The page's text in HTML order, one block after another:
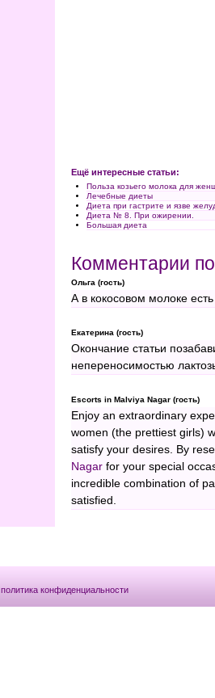
Ещё интересные статьи:
Польза козьего молока для
Лечебные диеты
Диета при гастрите и язве
Диета № 8. При ожирении.
Большая диета
Комментарии
Ольга (гость)
А в кокосовом молоке
Екатерина (гость)
Окончание статьи
непереносимостью
Escorts in Malviya Nagar (гость)
Enjoy an extraordinary
women (the prettiest girls)
satisfy your desires. By
Nagar for your special
incredible combination of
satisfied.
политика конфиденциальности